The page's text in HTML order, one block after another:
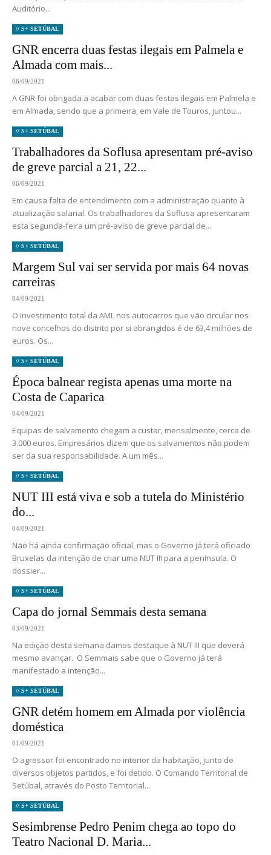
Auditório...
// S+ SETÚBAL
GNR encerra duas festas ilegais em Palmela e
Almada com mais...
06/09/2021
A GNR foi obrigada a acabar com duas festas ilegais em Palmela e
em Almada, sendo que a primeira, em Vale de Touros, juntou...
// S+ SETÚBAL
Trabalhadores da Soflusa apresentam pré-aviso
de greve parcial a 21, 22...
06/09/2021
Em causa falta de entendimento com a administração quanto à
atualização salarial. Os trabalhadores da Soflusa apresentaram
esta segunda-feira um pré-aviso de greve parcial de...
// S+ SETÚBAL
Margem Sul vai ser servida por mais 64 novas
carreiras
04/09/2021
O investimento total da AML nos autocarros que vão circular nos
nove concelhos do distrito por si abrangidos é de 63,4 milhões de
euros. Os...
// S+ SETÚBAL
Época balnear regista apenas uma morte na
Costa de Caparica
04/09/2021
Equipas de salvamento chegam a custar, mensalmente, cerca de
3.000 euros. Empresários dizem que os salvamentos não podem
ser da sua responsabilidade. A um mês...
// S+ SETÚBAL
NUT III está viva e sob a tutela do Ministério
do...
04/09/2021
Não há ainda confirmação oficial, mas o Governo já terá oficiado
Bruxelas da intenção de criar uma NUT III para a península. O
dossier...
// S+ SETÚBAL
Capa do jornal Semmais desta semana
03/09/2021
Na edição desta semana damos destaque à NUT III que deverá
mesmo avançar. O Semmais sabe que o Governo já terá
manifestado a intenção...
// S+ SETÚBAL
GNR detém homem em Almada por violência
doméstica
01/09/2021
O agressor foi encontrado no interior da habitação, junto de
diversos objetos partidos, e foi detido. O Comando Territorial de
Setúbal, através do Posto Territorial...
// S+ SETÚBAL
Sesimbrense Pedro Penim chega ao topo do
Teatro Nacional D. Maria...